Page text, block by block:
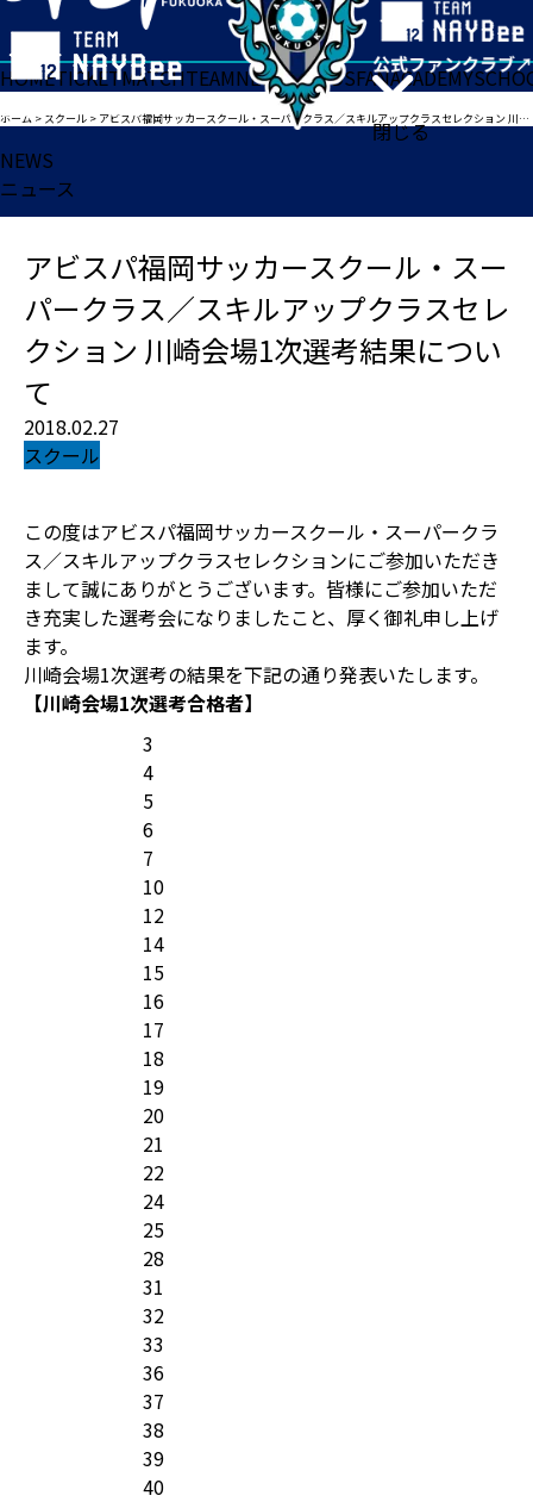
閉じる
HOMETICKETMATCHTEAMNEWSGOODSFANACADEMY
ホーム > スクール > アビスパ福岡サッカースクール・スーパークラス／スキルアップクラスセレクション 川崎会場1次選考結果について
NEWS
ニュース
アビスパ福岡サッカースクール・スー
パークラス／スキルアップクラスセレ
クション 川崎会場1次選考結果につい
て
2018.02.27
スクール
この度はアビスパ福岡サッカースクール・スーパークラ
ス／スキルアップクラスセレクションにご参加いただき
まして誠にありがとうございます。皆様にご参加いただ
き充実した選考会になりましたこと、厚く御礼申し上げ
ます。
川崎会場1次選考の結果を下記の通り発表いたします。
【川崎会場1次選考合格者】
3
4
5
6
7
10
12
14
15
16
17
18
19
20
21
22
24
25
28
31
32
33
36
37
38
39
40